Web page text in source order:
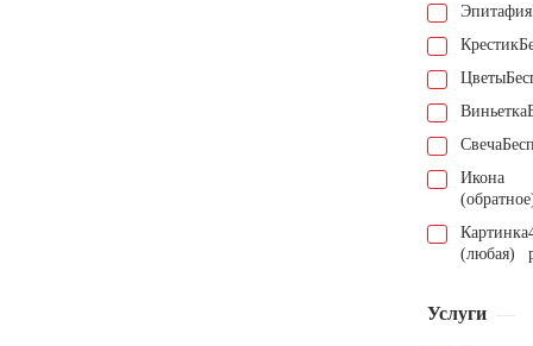
Эпитафия
Крестик
Цветы
Виньетка
Свеча
Икона
Картинка
(любая)
Услуги